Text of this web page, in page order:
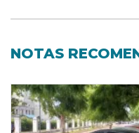
NOTAS